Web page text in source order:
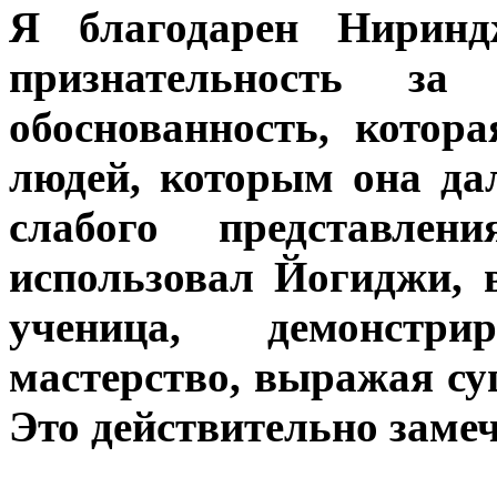
Я благодарен
признательность
обоснованность,
людей, которым она
слабого
использовал Йогиджи,
ученица,
мастерство, выражая
Это действительно